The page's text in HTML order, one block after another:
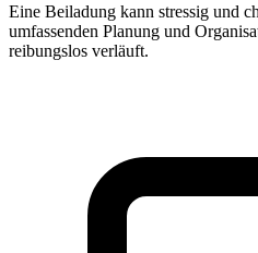
Eine Beiladung kann stressig und
umfassenden Planung und
reibungslos verläuft.